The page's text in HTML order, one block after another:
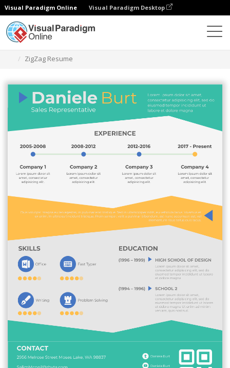
Visual Paradigm Online Visual Paradigm Desktop
ZigZag Resume